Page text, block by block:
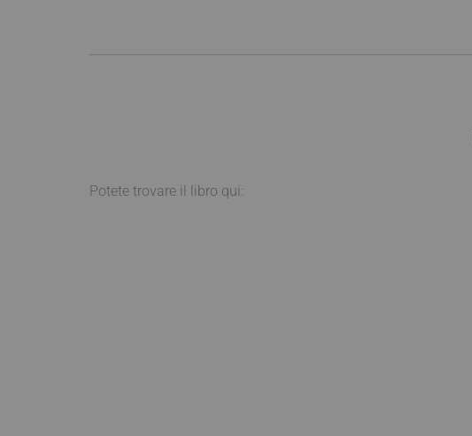
Potete trovare il libro qui: